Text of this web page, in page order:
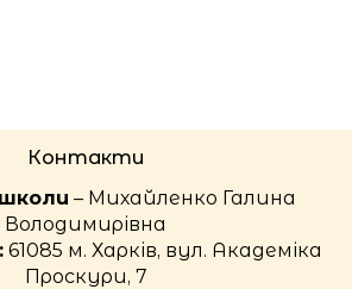
Контакти
– Михайленко Галина
Володимирівна
61085 м. Харків, вул. Академіка
Проскури, 7